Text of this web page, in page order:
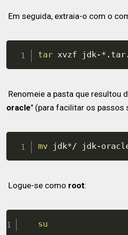
Em seguida, extraia-o com o
tar xvzf jdk-
Renomeie a pasta que resultou
oracle" (para facilitar os passos
mv jdk*/ jdk-
Logue-se como root:
su